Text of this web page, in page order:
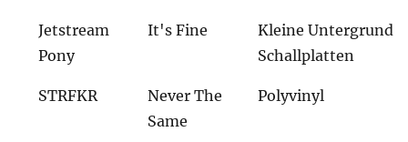
Jetstream
Pony
It's Fine
Kleine Untergrund
Schallplatten
STRFKR
Never The
Same
Polyvinyl